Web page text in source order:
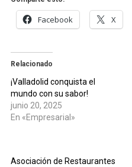
Facebook X
Relacionado
¡Valladolid conquista el
mundo con su sabor!
junio 20, 2025
En «Empresarial»
Asociación de Restaurantes